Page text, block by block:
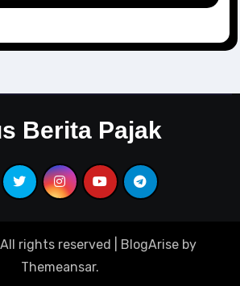
Berita Pajak
rights reserved BlogArise by
Themeansar.